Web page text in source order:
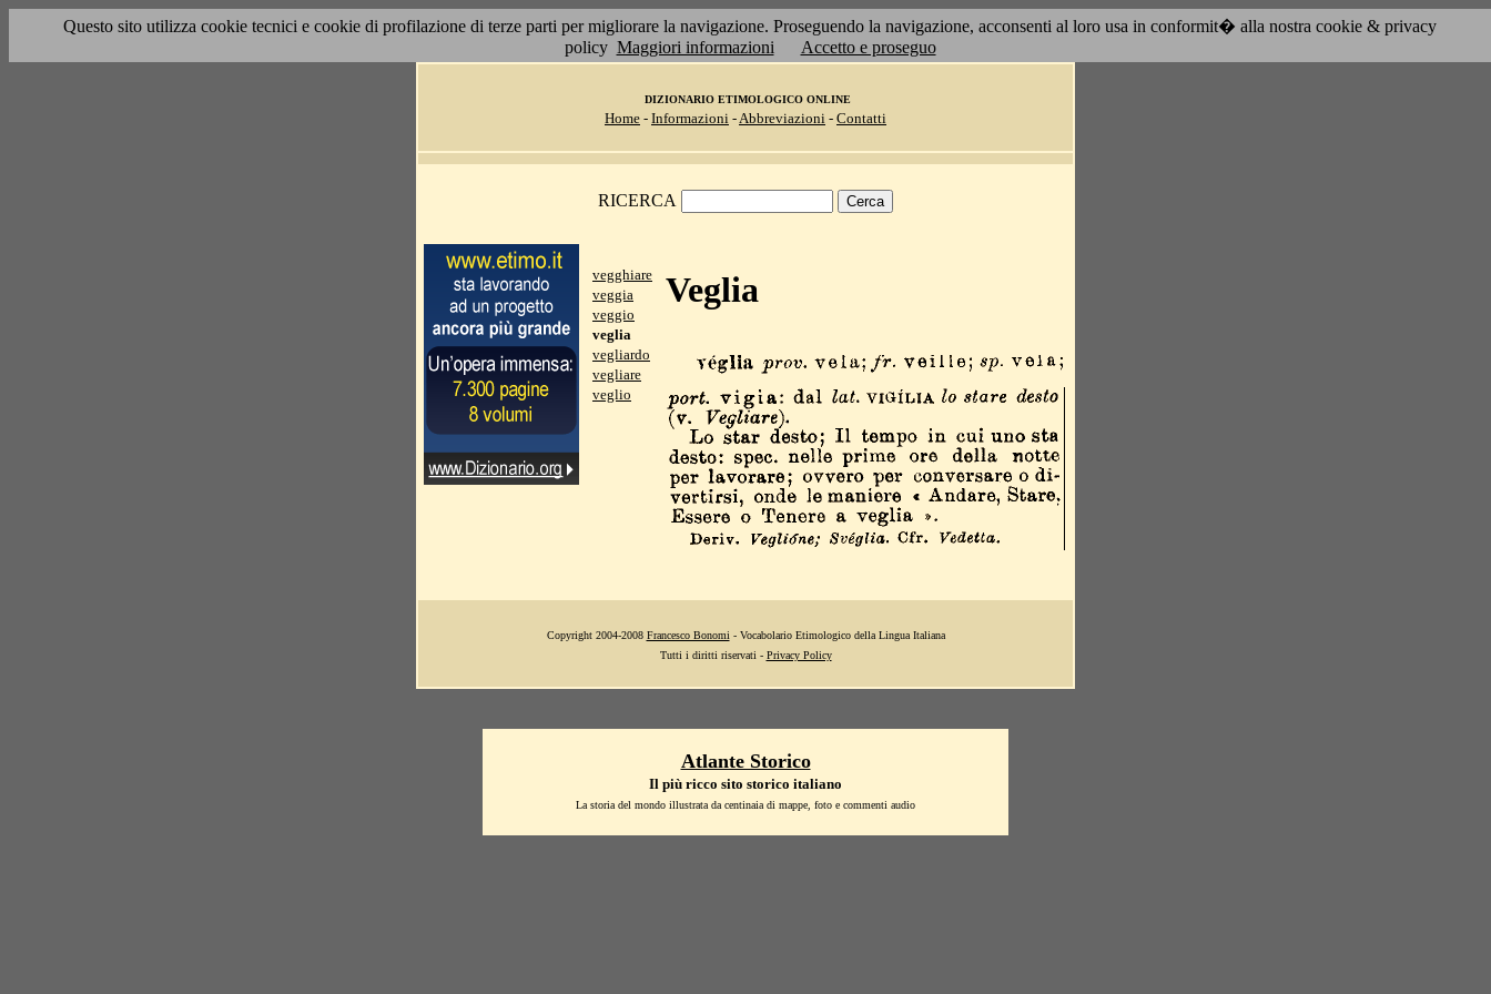
Questo sito utilizza cookie tecnici e cookie di profilazione di terze parti per migliorare la navigazione. Proseguendo la navigazione, acconsenti al loro usa in conformit� alla nostra cookie & privacy
policy Maggiori informazioni Accetto e proseguo
DIZIONARIO ETIMOLOGICO ONLINE
Home - Informazioni -Abbreviazioni - Contatti
RICERCA
vegghiare
veggia
veggio
veglia
vegliardo
vegliare
veglio
Veglia
Copyright 2004-2008 Francesco Bonomi - Vocabolario Etimologico della Lingua Italiana
Tutti i diritti riservati - Privacy Policy
Atlante Storico
Il più ricco sito storico italiano
La storia del mondo illustrata da centinaia di mappe, foto e commenti audio